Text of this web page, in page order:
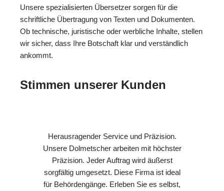
Unsere spezialisierten Übersetzer sorgen für die
schriftliche Übertragung von Texten und Dokumenten.
Ob technische, juristische oder werbliche Inhalte, stellen
wir sicher, dass Ihre Botschaft klar und verständlich
ankommt.
Stimmen unserer Kunden
Herausragender Service und Präzision.
Unsere Dolmetscher arbeiten mit höchster
Präzision. Jeder Auftrag wird äußerst
sorgfältig umgesetzt. Diese Firma ist ideal
für Behördengänge. Erleben Sie es selbst,